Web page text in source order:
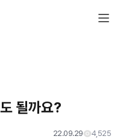
될까요?
22.09.29 4,525